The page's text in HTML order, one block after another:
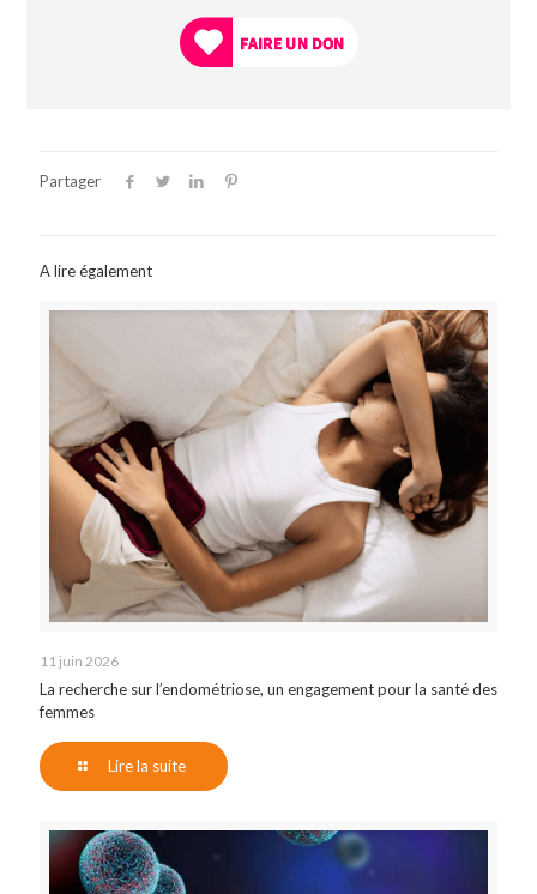
Partager
A lire également
11 juin 2026
La recherche sur l’endométriose, un engagement pour la santé des
femmes
Lire la suite